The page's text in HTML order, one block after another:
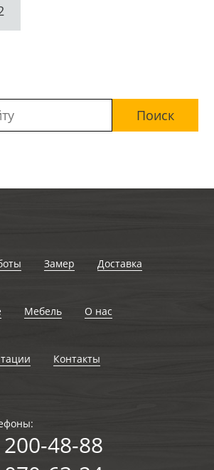
Замер Доставка
Мебель О нас
Контакты
48-88